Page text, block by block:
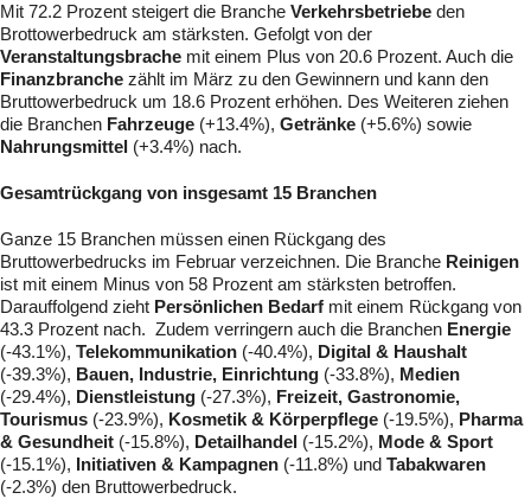
Mit 72.2 Prozent steigert die Branche Verkehrsbetriebe den
Brottowerbedruck am stärksten. Gefolgt von der
Veranstaltungsbrache mit einem Plus von 20.6 Prozent. Auch die
Finanzbranche zählt im März zu den Gewinnern und kann den
Bruttowerbedruck um 18.6 Prozent erhöhen. Des Weiteren ziehen
die Branchen Fahrzeuge (+13.4%), Getränke (+5.6%) sowie
Nahrungsmittel (+3.4%) nach.
Gesamtrückgang von insgesamt 15 Branchen
Ganze 15 Branchen müssen einen Rückgang des
Bruttowerbedrucks im Februar verzeichnen. Die Branche Reinigen
ist mit einem Minus von 58 Prozent am stärksten betroffen.
Darauffolgend zieht Persönlichen Bedarf mit einem Rückgang von
43.3 Prozent nach. Zudem verringern auch die Branchen Energie
(-43.1%), Telekommunikation (-40.4%), Digital & Haushalt
(-39.3%), Bauen, Industrie, Einrichtung (-33.8%), Medien
(-29.4%), Dienstleistung (-27.3%), Freizeit, Gastronomie,
Tourismus (-23.9%), Kosmetik & Körperpflege (-19.5%), Pharma
& Gesundheit (-15.8%), Detailhandel (-15.2%), Mode & Sport
(-15.1%), Initiativen & Kampagnen (-11.8%) und Tabakwaren
(-2.3%) den Bruttowerbedruck.